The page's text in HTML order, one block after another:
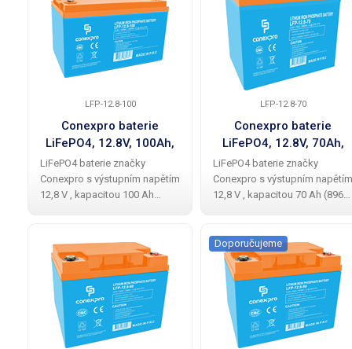
inteligentním Battery
inteligentním Battery
LFP-12.8-100
Conexpro baterie
LiFePO4, 12.8V, 100Ah,
Smart BMS, Bluetooth
LiFePO4 baterie značky
Conexpro s výstupním napětím
12,8 V , kapacitou 100 Ah
baterie, dvěmi M8 konektory
pro připojení k zařízení a
inteligentním Battery
LFP-12.8-70
Conexpro baterie
LiFePO4, 12.8V, 70Ah,
Smart BMS, Bluetooth
LiFePO4 baterie značky
Conexpro s výstupním napětím
12,8 V , kapacitou 70 Ah (896
konektory pro připojení k
zařízení a inteligentním Battery
Doporučujeme